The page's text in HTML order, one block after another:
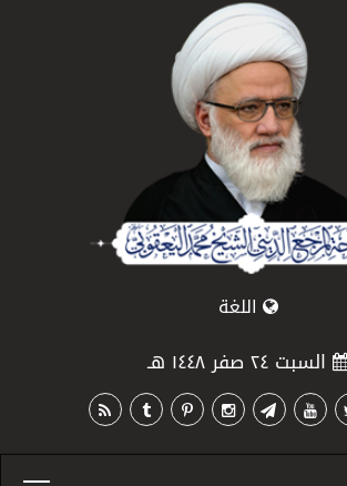
اللغة
السبت ٢٤ صفر ١٤٤٨ هـ